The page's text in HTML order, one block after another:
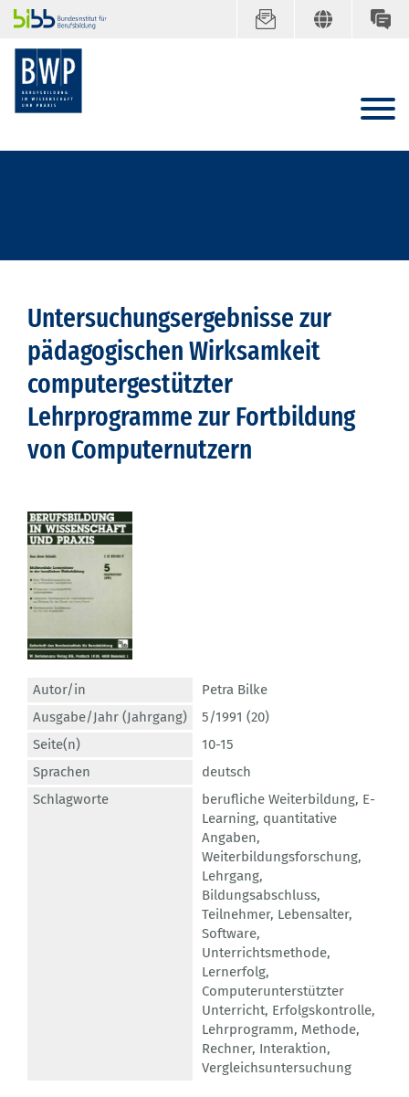
Untersuchungsergebnisse zur
pädagogischen Wirksamkeit
computergestützter
Lehrprogramme zur Fortbildung
von Computernutzern
Autor/in
Petra Bilke
Ausgabe/Jahr (Jahrgang)
5/1991 (20)
Seite(n)
10-15
Sprachen
deutsch
Schlagworte
berufliche Weiterbildung, E-
Learning, quantitative
Angaben,
Weiterbildungsforschung,
Lehrgang,
Bildungsabschluss,
Teilnehmer, Lebensalter,
Software,
Unterrichtsmethode,
Lernerfolg,
Computerunterstützter
Unterricht, Erfolgskontrolle,
Lehrprogramm, Methode,
Rechner, Interaktion,
Vergleichsuntersuchung